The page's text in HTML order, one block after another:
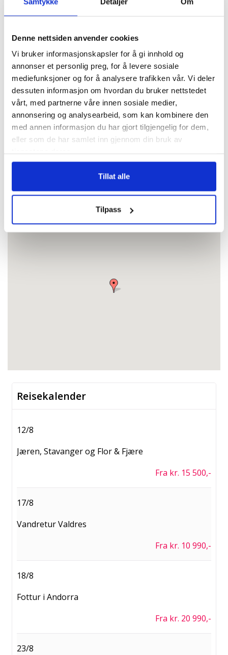
Denne nettsiden anvender cookies
Vi bruker informasjonskapsler for å gi innhold og
annonser et personlig preg, for å levere sosiale
mediefunksjoner og for å analysere trafikken vår. Vi deler
dessuten informasjon om hvordan du bruker nettstedet
vårt, med partnerne våre innen sosiale medier,
annonsering og analysearbeid, som kan kombinere den
med annen informasjon du har gjort tilgjengelig for dem,
eller som de har samlet inn gjennom din bruk av
Tillat alle
Tilpass
Kart
Reisekalender
12/8
Jæren, Stavanger og Flor & Fjære
Fra kr. 15 500,-
17/8
Vandretur Valdres
Fra kr. 10 990,-
18/8
Fottur i Andorra
Fra kr. 20 990,-
23/8